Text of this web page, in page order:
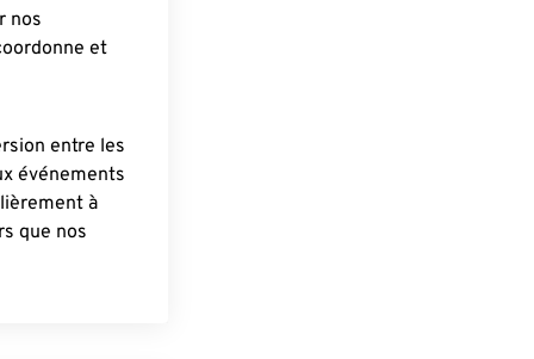
nos
et
entre les
événements
à
que nos